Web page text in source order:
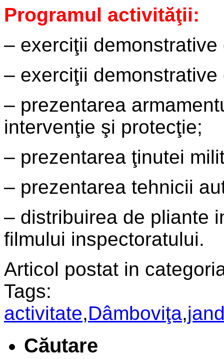
Programul activităţii:
– exerciţii
– exerciţii
– prezentarea
intervenţie şi protecţie;
– prezentarea ţinutei
– prezentarea tehnicii
– distribuirea de pliante
filmului inspectoratului.
Articol postat in
Tags:
activitate,Dâmboviţa,
Căutare